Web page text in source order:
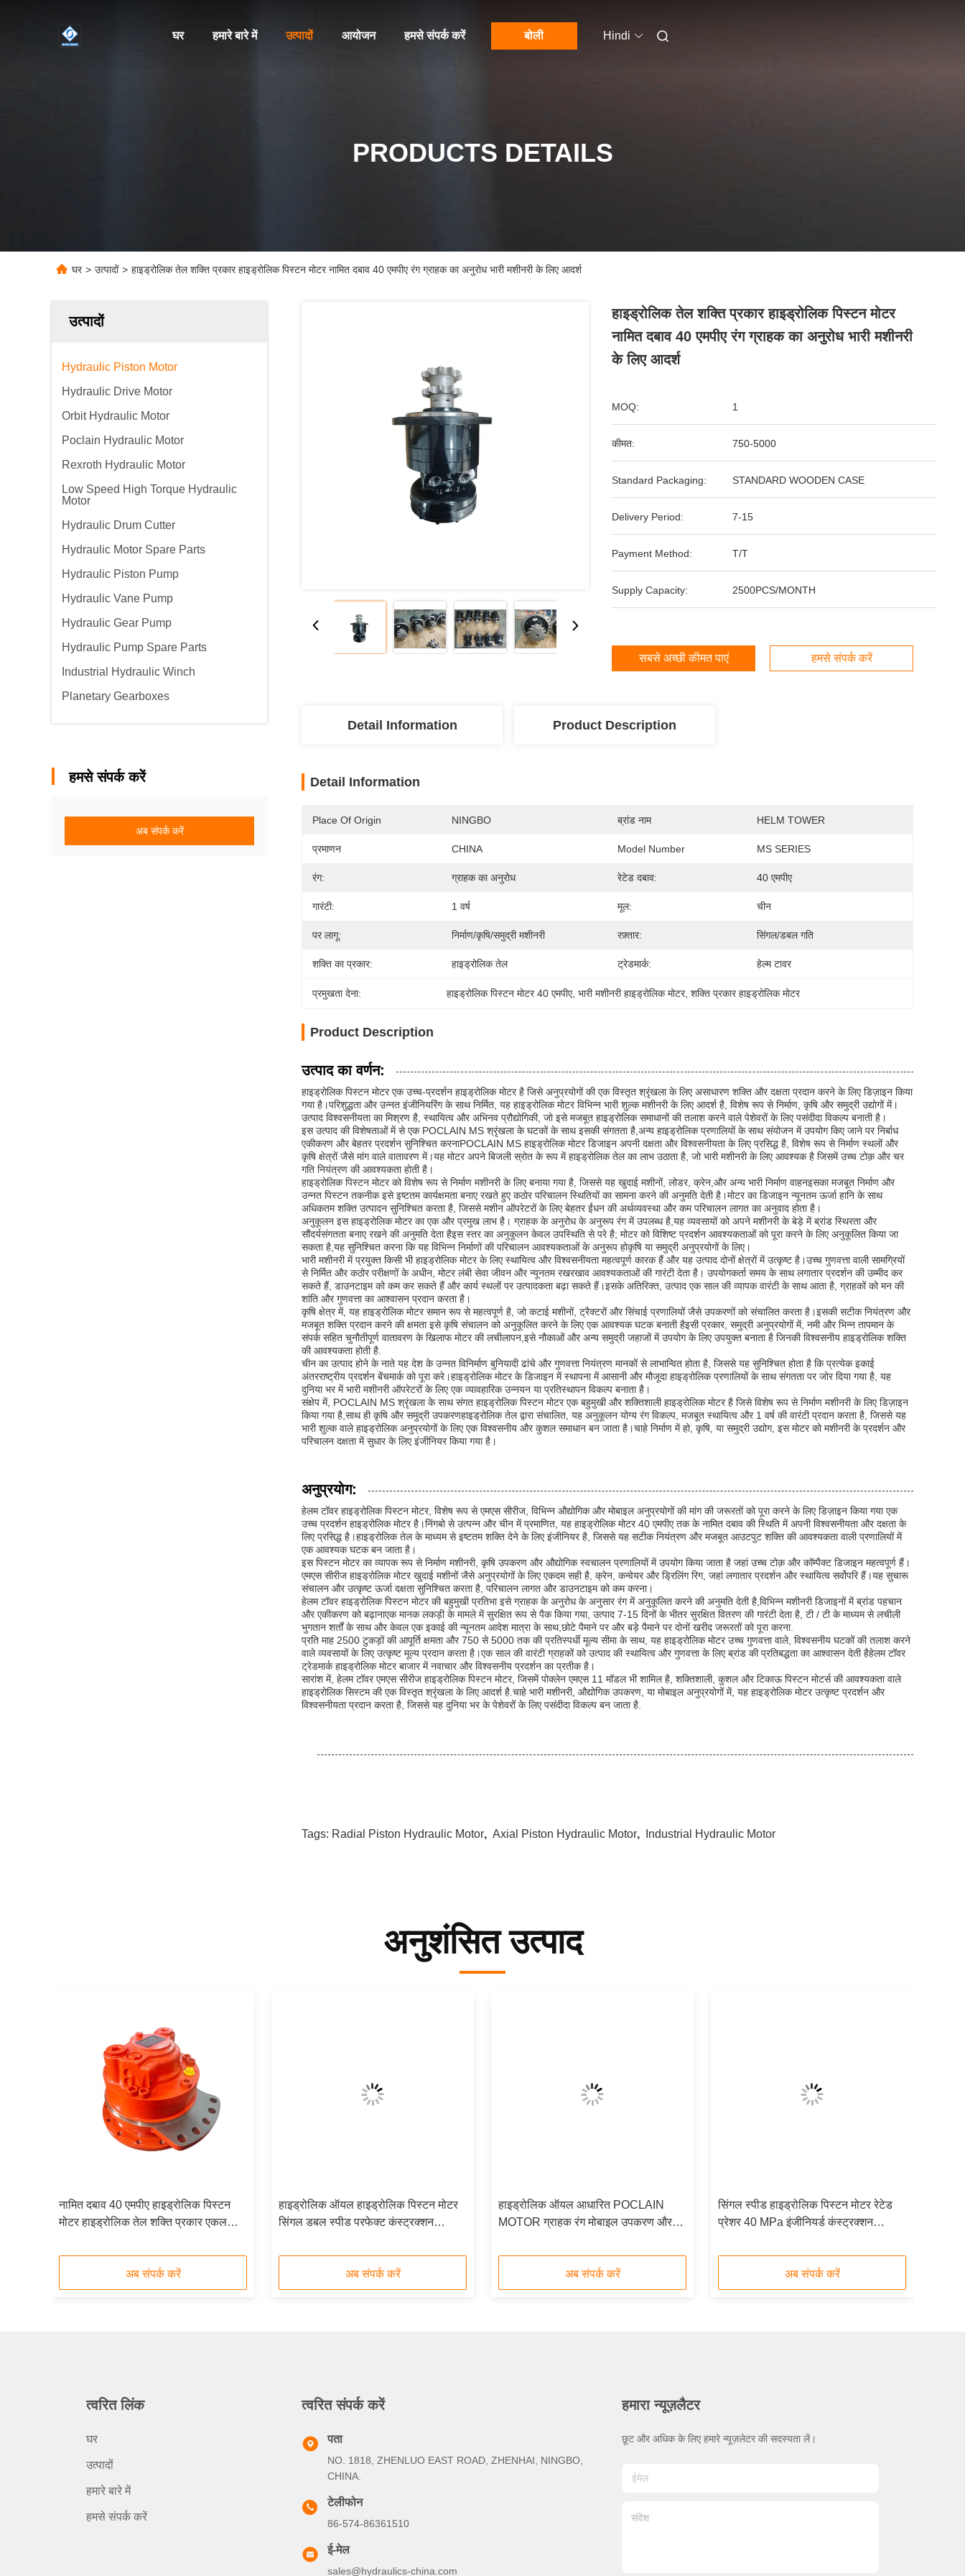
घर हमारे बारे में उत्पादों आयोजन हमसे संपर्क करें बोली Hindi
PRODUCTS DETAILS
घर > उत्पादों > हाइड्रोलिक तेल शक्ति प्रकार हाइड्रोलिक पिस्टन मोटर नामित दबाव 40 एमपीए रंग ग्राहक का अनुरोध भारी मशीनरी के लिए आदर्श
उत्पादों
Hydraulic Piston Motor
Hydraulic Drive Motor
Orbit Hydraulic Motor
Poclain Hydraulic Motor
Rexroth Hydraulic Motor
Low Speed High Torque Hydraulic
Motor
Hydraulic Drum Cutter
Hydraulic Motor Spare Parts
Hydraulic Piston Pump
Hydraulic Vane Pump
Hydraulic Gear Pump
Hydraulic Pump Spare Parts
Industrial Hydraulic Winch
Planetary Gearboxes
हमसे संपर्क करें
अब संपर्क करें
हाइड्रोलिक तेल शक्ति प्रकार हाइड्रोलिक पिस्टन मोटर
नामित दबाव 40 एमपीए रंग ग्राहक का अनुरोध भारी मशीनरी
के लिए आदर्श
MOQ: 1
कीमत: 750-5000
Standard Packaging: STANDARD WOODEN CASE
Delivery Period: 7-15
Payment Method: T/T
Supply Capacity: 2500PCS/MONTH
सबसे अच्छी कीमत पाएं हमसे संपर्क करें
Detail Information Product Description
Detail Information
Place Of Origin NINGBO ब्रांड नाम HELM TOWER
प्रमाणन CHINA Model Number MS SERIES
रंग: ग्राहक का अनुरोध रेटेड दबाव: 40 एमपीए
गारंटी: 1 वर्ष मूल: चीन
पर लागू: निर्माण/कृषि/समुद्री मशीनरी रफ़्तार: सिंगल/डबल गति
शक्ति का प्रकार: हाइड्रोलिक तेल ट्रेडमार्क: हेल्म टावर
प्रमुखता देना: हाइड्रोलिक पिस्टन मोटर 40 एमपीए, भारी मशीनरी हाइड्रोलिक मोटर, शक्ति प्रकार हाइड्रोलिक मोटर
Product Description
उत्पाद का वर्णन:
हाइड्रोलिक पिस्टन मोटर एक उच्च-प्रदर्शन हाइड्रोलिक मोटर है जिसे अनुप्रयोगों की एक विस्तृत श्रृंखला के लिए असाधारण शक्ति और दक्षता प्रदान करने के लिए डिज़ाइन किया
गया है।परिशुद्धता और उन्नत इंजीनियरिंग के साथ निर्मित, यह हाइड्रोलिक मोटर विभिन्न भारी शुल्क मशीनरी के लिए आदर्श है, विशेष रूप से निर्माण, कृषि और समुद्री उद्योगों में।
उत्पाद विश्वसनीयता का मिश्रण है, स्थायित्व और अभिनव प्रौद्योगिकी, जो इसे मजबूत हाइड्रोलिक समाधानों की तलाश करने वाले पेशेवरों के लिए पसंदीदा विकल्प बनाती है।
इस उत्पाद की विशेषताओं में से एक POCLAIN MS श्रृंखला के घटकों के साथ इसकी संगतता है,अन्य हाइड्रोलिक प्रणालियों के साथ संयोजन में उपयोग किए जाने पर निर्बाध
एकीकरण और बेहतर प्रदर्शन सुनिश्चित करनाPOCLAIN MS हाइड्रोलिक मोटर डिजाइन अपनी दक्षता और विश्वसनीयता के लिए प्रसिद्ध है, विशेष रूप से निर्माण स्थलों और
कृषि क्षेत्रों जैसे मांग वाले वातावरण में।यह मोटर अपने बिजली स्रोत के रूप में हाइड्रोलिक तेल का लाभ उठाता है, जो भारी मशीनरी के लिए आवश्यक है जिसमें उच्च टोक़ और चर
गति नियंत्रण की आवश्यकता होती है।
हाइड्रोलिक पिस्टन मोटर को विशेष रूप से निर्माण मशीनरी के लिए बनाया गया है, जिससे यह खुदाई मशीनों, लोडर, क्रेन,और अन्य भारी निर्माण वाहनइसका मजबूत निर्माण और
उन्नत पिस्टन तकनीक इसे इष्टतम कार्यक्षमता बनाए रखते हुए कठोर परिचालन स्थितियों का सामना करने की अनुमति देती है।मोटर का डिजाइन न्यूनतम ऊर्जा हानि के साथ
अधिकतम शक्ति उत्पादन सुनिश्चित करता है, जिससे मशीन ऑपरेटरों के लिए बेहतर ईंधन की अर्थव्यवस्था और कम परिचालन लागत का अनुवाद होता है।
अनुकूलन इस हाइड्रोलिक मोटर का एक और प्रमुख लाभ है। ग्राहक के अनुरोध के अनुरूप रंग में उपलब्ध है,यह व्यवसायों को अपने मशीनरी के बेड़े में ब्रांड स्थिरता और
सौंदर्यसंगतता बनाए रखने की अनुमति देता हैइस स्तर का अनुकूलन केवल उपस्थिति से परे है; मोटर को विशिष्ट प्रदर्शन आवश्यकताओं को पूरा करने के लिए अनुकूलित किया जा
सकता है,यह सुनिश्चित करना कि यह विभिन्न निर्माणों की परिचालन आवश्यकताओं के अनुरूप होकृषि या समुद्री अनुप्रयोगों के लिए।
भारी मशीनरी में प्रयुक्त किसी भी हाइड्रोलिक मोटर के लिए स्थायित्व और विश्वसनीयता महत्वपूर्ण कारक हैं और यह उत्पाद दोनों क्षेत्रों में उत्कृष्ट है।उच्च गुणवत्ता वाली सामग्रियों
से निर्मित और कठोर परीक्षणों के अधीन, मोटर लंबी सेवा जीवन और न्यूनतम रखरखाव आवश्यकताओं की गारंटी देता है। उपयोगकर्ता समय के साथ लगातार प्रदर्शन की उम्मीद कर
सकते हैं, डाउनटाइम को कम कर सकते हैं और कार्य स्थलों पर उत्पादकता बढ़ा सकते हैं।इसके अतिरिक्त, उत्पाद एक साल की व्यापक वारंटी के साथ आता है, ग्राहकों को मन की
शांति और गुणवत्ता का आश्वासन प्रदान करता है।
कृषि क्षेत्र में, यह हाइड्रोलिक मोटर समान रूप से महत्वपूर्ण है, जो कटाई मशीनों, ट्रैक्टरों और सिंचाई प्रणालियों जैसे उपकरणों को संचालित करता है।इसकी सटीक नियंत्रण और
मजबूत शक्ति प्रदान करने की क्षमता इसे कृषि संचालन को अनुकूलित करने के लिए एक आवश्यक घटक बनाती हैइसी प्रकार, समुद्री अनुप्रयोगों में, नमी और भिन्न तापमान के
संपर्क सहित चुनौतीपूर्ण वातावरण के खिलाफ मोटर की लचीलापन,इसे नौकाओं और अन्य समुद्री जहाजों में उपयोग के लिए उपयुक्त बनाता है जिनकी विश्वसनीय हाइड्रोलिक शक्ति
की आवश्यकता होती है.
चीन का उत्पाद होने के नाते यह देश के उन्नत विनिर्माण बुनियादी ढांचे और गुणवत्ता नियंत्रण मानकों से लाभान्वित होता है, जिससे यह सुनिश्चित होता है कि प्रत्येक इकाई
अंतरराष्ट्रीय प्रदर्शन बेंचमार्क को पूरा करे।हाइड्रोलिक मोटर के डिजाइन में स्थापना में आसानी और मौजूदा हाइड्रोलिक प्रणालियों के साथ संगतता पर जोर दिया गया है, यह
दुनिया भर में भारी मशीनरी ऑपरेटरों के लिए एक व्यावहारिक उन्नयन या प्रतिस्थापन विकल्प बनाता है।
संक्षेप में, POCLAIN MS श्रृंखला के साथ संगत हाइड्रोलिक पिस्टन मोटर एक बहुमुखी और शक्तिशाली हाइड्रोलिक मोटर है जिसे विशेष रूप से निर्माण मशीनरी के लिए डिज़ाइन
किया गया है,साथ ही कृषि और समुद्री उपकरणहाइड्रोलिक तेल द्वारा संचालित, यह अनुकूलन योग्य रंग विकल्प, मजबूत स्थायित्व और 1 वर्ष की वारंटी प्रदान करता है, जिससे यह
भारी शुल्क वाले हाइड्रोलिक अनुप्रयोगों के लिए एक विश्वसनीय और कुशल समाधान बन जाता है।चाहे निर्माण में हो, कृषि, या समुद्री उद्योग, इस मोटर को मशीनरी के प्रदर्शन और
परिचालन दक्षता में सुधार के लिए इंजीनियर किया गया है।
अनुप्रयोग:
हेलम टॉवर हाइड्रोलिक पिस्टन मोटर, विशेष रूप से एमएस सीरीज, विभिन्न औद्योगिक और मोबाइल अनुप्रयोगों की मांग की जरूरतों को पूरा करने के लिए डिज़ाइन किया गया एक
उच्च प्रदर्शन हाइड्रोलिक मोटर है।निंगबो से उत्पन्न और चीन में प्रमाणित, यह हाइड्रोलिक मोटर 40 एमपीए तक के नामित दबाव की स्थिति में अपनी विश्वसनीयता और दक्षता के
लिए प्रसिद्ध है।हाइड्रोलिक तेल के माध्यम से इष्टतम शक्ति देने के लिए इंजीनियर है, जिससे यह सटीक नियंत्रण और मजबूत आउटपुट शक्ति की आवश्यकता वाली प्रणालियों में
एक आवश्यक घटक बन जाता है।
इस पिस्टन मोटर का व्यापक रूप से निर्माण मशीनरी, कृषि उपकरण और औद्योगिक स्वचालन प्रणालियों में उपयोग किया जाता है जहां उच्च टोक़ और कॉम्पैक्ट डिजाइन महत्वपूर्ण हैं।
एमएस सीरीज हाइड्रोलिक मोटर खुदाई मशीनों जैसे अनुप्रयोगों के लिए एकदम सही है, क्रेन, कन्वेयर और ड्रिलिंग रिग, जहां लगातार प्रदर्शन और स्थायित्व सर्वोपरि हैं।यह सुचारू
संचालन और उत्कृष्ट ऊर्जा दक्षता सुनिश्चित करता है, परिचालन लागत और डाउनटाइम को कम करना।
हेलम टॉवर हाइड्रोलिक पिस्टन मोटर की बहुमुखी प्रतिभा इसे ग्राहक के अनुरोध के अनुसार रंग में अनुकूलित करने की अनुमति देती है,विभिन्न मशीनरी डिजाइनों में ब्रांड पहचान
और एकीकरण को बढ़ानाएक मानक लकड़ी के मामले में सुरक्षित रूप से पैक किया गया, उत्पाद 7-15 दिनों के भीतर सुरक्षित वितरण की गारंटी देता है, टी / टी के माध्यम से लचीली
भुगतान शर्तों के साथ और केवल एक इकाई की न्यूनतम आदेश मात्रा के साथ,छोटे पैमाने पर और बड़े पैमाने पर दोनों खरीद जरूरतों को पूरा करना.
प्रति माह 2500 टुकड़ों की आपूर्ति क्षमता और 750 से 5000 तक की प्रतिस्पर्धी मूल्य सीमा के साथ, यह हाइड्रोलिक मोटर उच्च गुणवत्ता वाले, विश्वसनीय घटकों की तलाश करने
वाले व्यवसायों के लिए उत्कृष्ट मूल्य प्रदान करता है।एक साल की वारंटी ग्राहकों को उत्पाद की स्थायित्व और गुणवत्ता के लिए ब्रांड की प्रतिबद्धता का आश्वासन देती हैहेलम टॉवर
ट्रेडमार्क हाइड्रोलिक मोटर बाजार में नवाचार और विश्वसनीय प्रदर्शन का प्रतीक है।
सारांश में, हेलम टॉवर एमएस सीरीज हाइड्रोलिक पिस्टन मोटर, जिसमें पोक्लेन एमएस 11 मॉडल भी शामिल है, शक्तिशाली, कुशल और टिकाऊ पिस्टन मोटर्स की आवश्यकता वाले
हाइड्रोलिक सिस्टम की एक विस्तृत श्रृंखला के लिए आदर्श है.चाहे भारी मशीनरी, औद्योगिक उपकरण, या मोबाइल अनुप्रयोगों में, यह हाइड्रोलिक मोटर उत्कृष्ट प्रदर्शन और
विश्वसनीयता प्रदान करता है, जिससे यह दुनिया भर के पेशेवरों के लिए पसंदीदा विकल्प बन जाता है.
Tags: Radial Piston Hydraulic Motor, Axial Piston Hydraulic Motor, Industrial Hydraulic Motor
अनुशंसित उत्पाद
नामित दबाव 40 एमपीए हाइड्रोलिक पिस्टन
मोटर हाइड्रोलिक तेल शक्ति प्रकार एकल
अब संपर्क करें
हाइड्रोलिक ऑयल हाइड्रोलिक पिस्टन मोटर
सिंगल डबल स्पीड परफेक्ट कंस्ट्रक्शन
अब संपर्क करें
हाइड्रोलिक ऑयल आधारित POCLAIN
MOTOR ग्राहक रंग मोबाइल उपकरण और
डिज़ाइन
अब संपर्क करें
सिंगल स्पीड हाइड्रोलिक पिस्टन मोटर रेटेड
प्रेशर 40 MPa इंजीनियर्ड कंस्ट्रक्शन
अब संपर्क करें
त्वरित लिंक
घर
उत्पादों
हमारे बारे में
हमसे संपर्क करें
त्वरित संपर्क करें
पता
NO. 1818, ZHENLUO EAST ROAD, ZHENHAI, NINGBO,
CHINA.
टेलीफोन
86-574-86361510
ई-मेल
sales@hydraulics-china.com
हमारा न्यूज़लैटर
छूट और अधिक के लिए हमारे न्यूज़लेटर की सदस्यता लें।